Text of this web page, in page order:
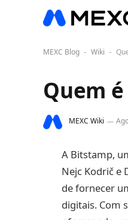
MEXC Blog - Wiki -
Quem
MEXC Wiki
A Bitstamp,
Nejc Kodrič e
de fornecer
digitais. Com